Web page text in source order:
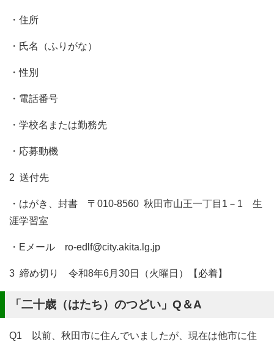
・住所
・氏名（ふりがな）
・性別
・電話番号
・学校名または勤務先
・応募動機
2 送付先
・はがき、封書 〒010-8560 秋田市山王一丁目1－1 生
涯学習室
・Eメール ro-edlf@city.akita.lg.jp
3 締め切り 令和8年6月30日（火曜日）【必着】
「二十歳（はたち）のつどい」Q＆A
Q1 以前、秋田市に住んでいましたが、現在は他市に住